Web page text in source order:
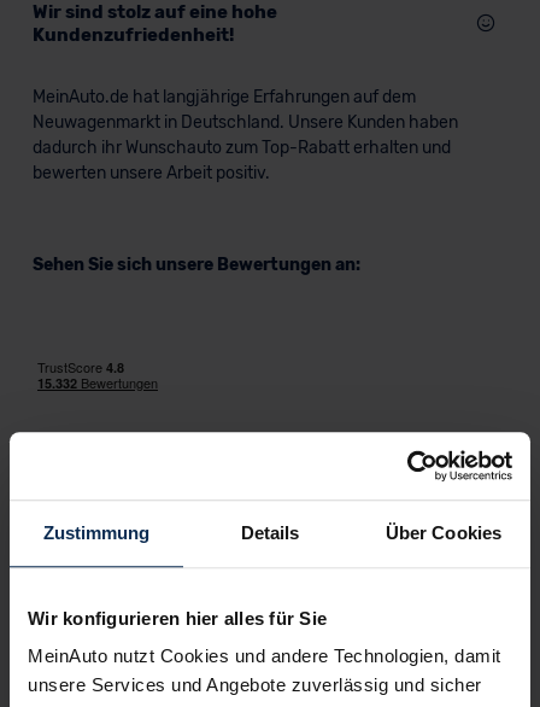
Zustimmung Details Über Cookies
Wir konfigurieren hier alles für Sie
MeinAuto nutzt Cookies und andere Technologien, damit
unsere Services und Angebote zuverlässig und sicher
Wir sind stolz auf eine hohe
Kundenzufriedenheit!
MeinAuto.de hat langjährige Erfahrungen auf dem
Neuwagenmarkt in Deutschland. Unsere Kunden haben
dadurch ihr Wunschauto zum Top-Rabatt erhalten und
bewerten unsere Arbeit positiv.
Sehen Sie sich unsere Bewertungen an:
KI-generiert